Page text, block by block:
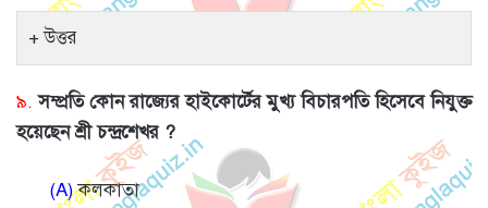
উত্তর
৯. সম্প্রতি কোন রাজ্যের হাইকোর্টের মুখ্য বিচারপতি হিসেবে নিযুক্ত
হয়েছেন শ্রী চন্দ্রশেখর ?
(A)কলকাতা